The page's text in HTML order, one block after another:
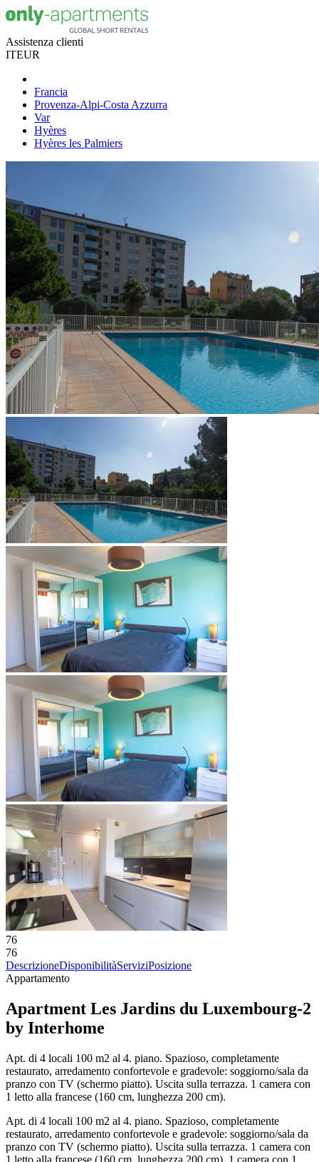
Assistenza clienti
ITEUR
Francia
Provenza-Alpi-Costa Azzurra
Var
Hyères
Hyères les Palmiers
76
76
DescrizioneDisponibilitàServiziPosizione
Appartamento
Apartment Les Jardins du Luxembourg-2
by Interhome
Apt. di 4 locali 100 m2 al 4. piano. Spazioso, completamente
restaurato, arredamento confortevole e gradevole: soggiorno/sala da
pranzo con TV (schermo piatto). Uscita sulla terrazza. 1 camera con
1 letto alla francese (160 cm, lunghezza 200 cm).
Apt. di 4 locali 100 m2 al 4. piano. Spazioso, completamente
restaurato, arredamento confortevole e gradevole: soggiorno/sala da
pranzo con TV (schermo piatto). Uscita sulla terrazza. 1 camera con
1 letto alla francese (160 cm, lunghezza 200 cm). 1 camera con 1